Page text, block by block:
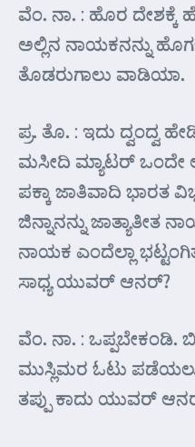
ವೆಂ. ನಾ. : ಹೊರ
ಅಲ್ಲಿನ ನಾಯಕನನ್ನು
ತೊಡರುಗಾಲು ವಾಡಿಯಾ.
ಪ್ರ. ತೊ. : ಇದು ದ್ವಂದ್ವ
ಮಸೀದಿ ಮ್ಯಾಟರ್‍ ಒಂದೇ
ಪಕ್ಕಾ ಜಾತಿವಾದಿ ಭಾರತ
ಜಿನ್ನಾನನ್ನು ಜಾತ್ಯಾತೀತ
ನಾಯಕ ಎಂದೆಲ್ಲಾ
ಸಾಧ್ಯ ಯುವರ್‍ ಆನರ್‍?
ವೆಂ. ನಾ. : ಒಪ್ಪಬೇಕಂಡಿ.
ಮುಸ್ಲಿಮರ ಓಟು
ತಪ್ಪು ಕಾದು ಯುವರ್‍